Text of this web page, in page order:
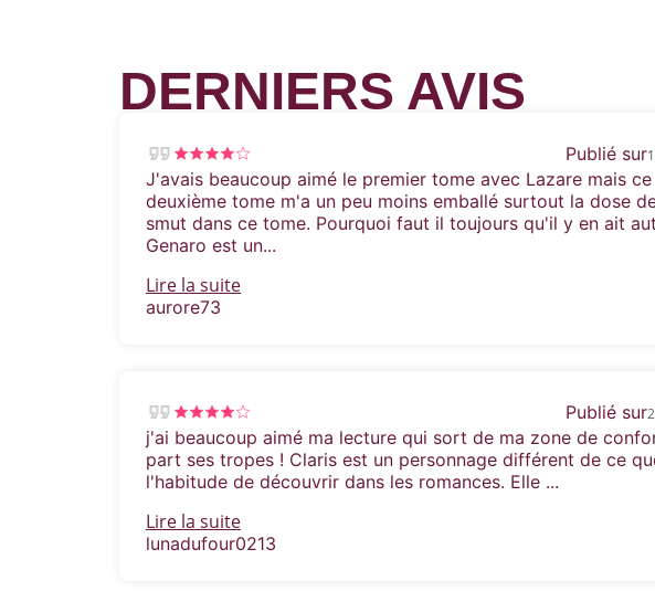
DERNIERS AVIS
Publié sur
J'avais beaucoup aimé le premier tome avec Lazare mais ce
deuxième tome m'a un peu moins emballé surtout la dose
smut dans ce tome. Pourquoi faut il toujours qu'il y en ait
Genaro est un...
Lire la suite
aurore73
Publié sur
j'ai beaucoup aimé ma lecture qui sort de ma zone de
part ses tropes ! Claris est un personnage différent de ce
l'habitude de découvrir dans les romances. Elle ...
Lire la suite
lunadufour0213